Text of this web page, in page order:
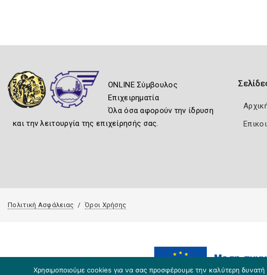
ONLINE Σύμβουλος
Επιχειρηματία
Όλα όσα αφορούν την ίδρυση
και την λειτουργία της επιχείρησής σας.
Πολιτική Ασφάλειας Όροι Χρήσης
Χρησιμοποιούμε cookies για να σας προσφέρουμε την καλύτερη δυνατή